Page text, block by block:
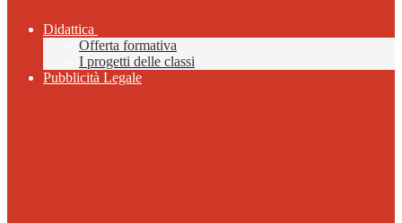
Didattica
Offerta formativa
I progetti delle classi
Pubblicità Legale